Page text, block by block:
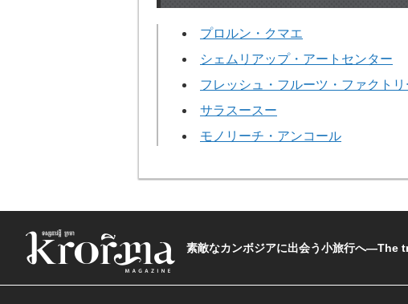
プロルン・クマエ
シェムリアップ・アートセンター
フレッシュ・フルーツ・ファクトリ
サラスースー
モノリーチ・アンコール
素敵なカンボジアに出会う小旅行へ